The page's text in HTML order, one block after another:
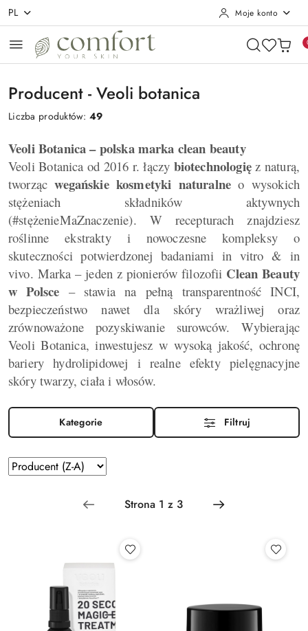
Przejdź do treści głównej
Przejdź do wyszukiwarki
Przejdź do moje konto
Przejdź do menu głównego
Przejdź do stopki
PL Moje konto
Producent - Veoli botanica
Liczba produktów:49
Veoli Botanica – polska marka clean beauty
Veoli Botanica od 2016 r. łączy biotechnologięz naturą,
tworzącwegańskie kosmetyki naturalne o wysokich
stężeniach składników aktywnych
(#stężenieMaZnaczenie). W recepturach znajdziesz
roślinne ekstrakty i nowoczesne kompleksy o
skuteczności potwierdzonej badaniami in vitro & in
vivo. Marka – jeden z pionierów filozofii Clean Beauty
w Polsce – stawia na pełną transparentność INCI,
bezpieczeństwo nawet dla skóry wrażliwej oraz
zrównoważone pozyskiwanie surowców. Wybierając
Veoli Botanica, inwestujesz w wysoką jakość, ochronę
bariery hydrolipidowej i realne efekty pielęgnacyjne
skóry twarzy, ciała i włosów.
Kategorie Filtruj
Zastosowano
sortowanie:
Sortuj
według